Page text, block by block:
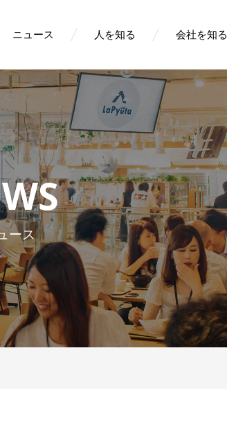
ニュース 人を知る 会社を知る
ース